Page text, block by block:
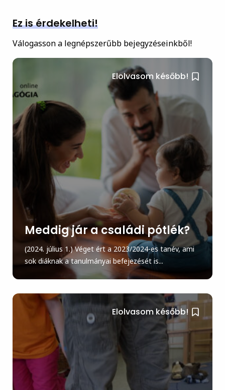
Ez is érdekelheti!
Válogasson a legnépszerűbb bejegyzéseinkből!
Elolvasom később!
Meddig jár a családi pótlék?
(2024. július 1.) Véget ért a 2023/2024-es tanév, ami
sok diáknak a tanulmányai befejezését is...
Elolvasom később!